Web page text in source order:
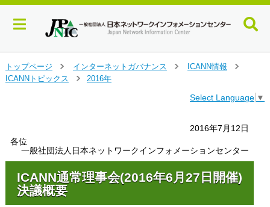
イ
へ
トップページ
＞
インターネットガバナンス
ICANN情報
ICANNトピックス
2016年
Select Language ▼
2016年7月12日
各位
一般社団法人日本ネットワークインフォメーションセンター
ICANN通常理事会(2016年6月27日開催)
決議概要